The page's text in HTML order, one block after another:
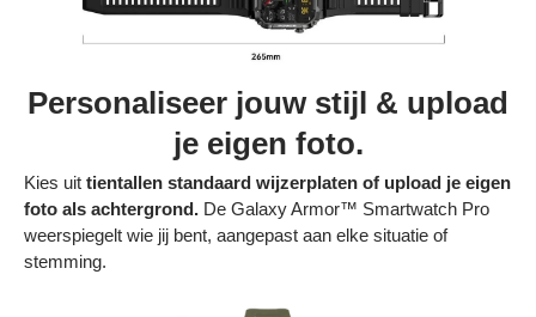
Personaliseer jouw stijl & upload
je eigen foto.
Kies uit tientallen standaard wijzerplaten of upload je eigen
foto als achtergrond. De Galaxy Armor™ Smartwatch Pro
weerspiegelt wie jij bent, aangepast aan elke situatie of
stemming.